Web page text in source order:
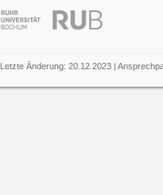
Letzte Änderung: 20.12.2023 |